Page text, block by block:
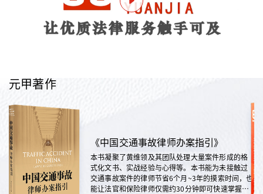
元甲著作
《中国交通事故律师办案指引》
本书凝聚了黄维领及其团队处理大量案件形成的格
式化文书、实战经验与心得等。本书能为未接触过
交通事故案件的律师节省6个月~3年的摸索时间，也
能让法官和保险律师仅需约30分钟即可快速掌握案